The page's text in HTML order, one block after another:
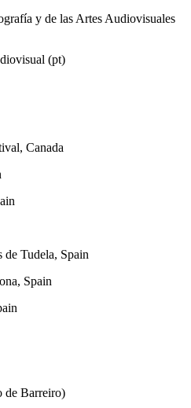
y de las Artes Audiovisuales
(pt)
Canada
de Tudela, Spain
Spain
de Barreiro)